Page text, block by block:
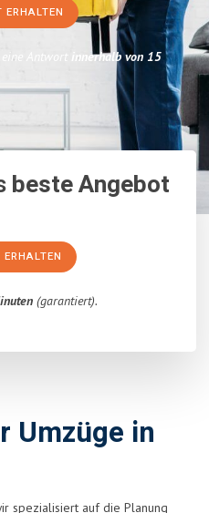
Antwort
innerhalb von 15
beste Angebot
(garantiert).
Umzüge in
spezialisiert auf die Planung